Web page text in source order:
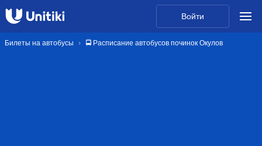
Войти
Билеты на автобусы 🚍 Расписание автобусов починок Окулов